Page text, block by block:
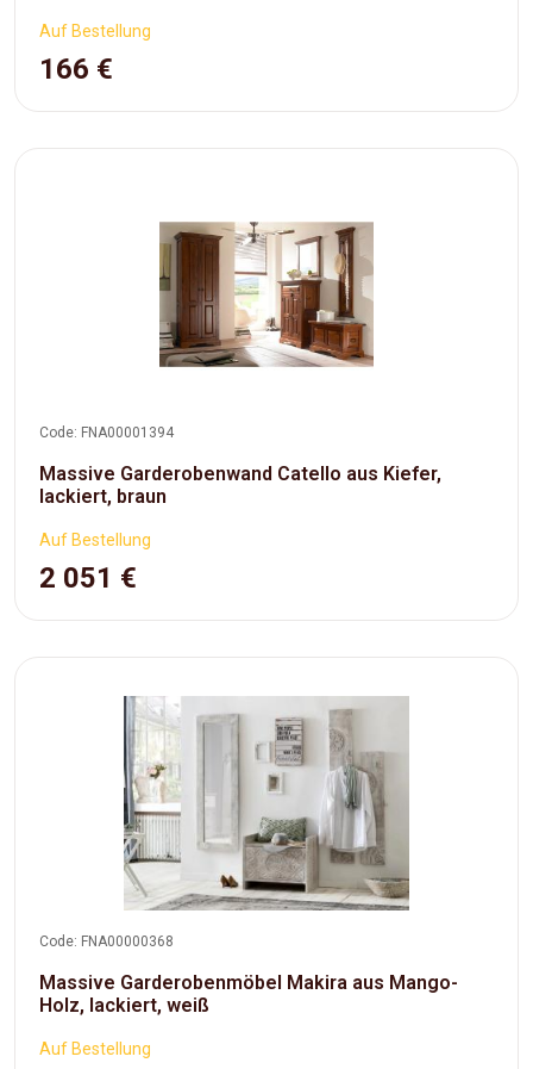
Auf Bestellung
166 €
Code: FNA00001394
Massive Garderobenwand Catello aus Kiefer,
lackiert, braun
Auf Bestellung
2 051 €
Code: FNA00000368
Massive Garderobenmöbel Makira aus Mango-
Holz, lackiert, weiß
Auf Bestellung